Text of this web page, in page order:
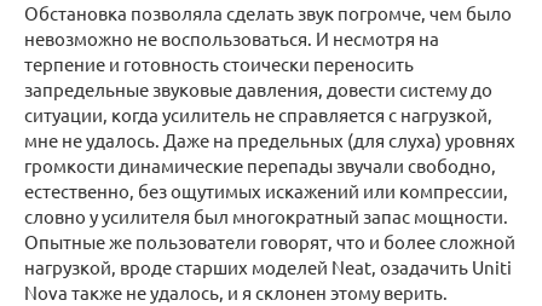
Обстановка позволяла сделать звук погромче, чем было
невозможно не воспользоваться. И несмотря на
терпение и готовность стоически переносить
запредельные звуковые давления, довести систему до
ситуации, когда усилитель не справляется с нагрузкой,
мне не удалось. Даже на предельных (для слуха) уровнях
громкости динамические перепады звучали свободно,
естественно, без ощутимых искажений или компрессии,
словно у усилителя был многократный запас мощности.
Опытные же пользователи говорят, что и более сложной
нагрузкой, вроде старших моделей Neat, озадачить Uniti
Nova также не удалось, и я склонен этому верить.